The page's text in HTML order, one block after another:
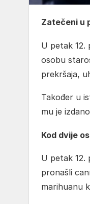
Zatečeni u
U petak 12.
osobu
prekršaja,
Također u
mu je
Kod dvije
U petak 12.
pronašli
marihuanu